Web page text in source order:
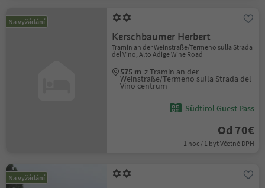
Na vyžádání
Kerschbaumer Herbert
Tramin an der Weinstraße/Termeno sulla Strada
del Vino, Alto Adige Wine Road
575 m z Tramin an der
Weinstraße/Termeno sulla Strada del
Vino centrum
Südtirol Guest Pass
Od 70€
1 noc / 1 byt Včetně DPH
Na vyžádání